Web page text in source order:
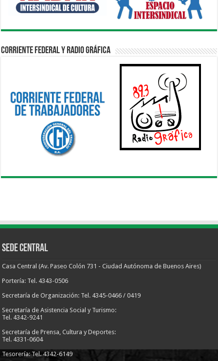
Corriente Federal y Radio Gráfica
Sede Central
Casa Central (Av. Paseo Colón 731 - Ciudad Autónoma de Buenos Aires)
Portería: Tel. 4343-0506
Secretaría de Organización: Tel. 4345-0466 / 0419
Secretaría de Asistencia Social y Turismo:
Tel. 4342-9241
Secretaría de Prensa, Cultura y Deportes:
Tel. 4331-0604
Tesorería: Tel. 4342-6149